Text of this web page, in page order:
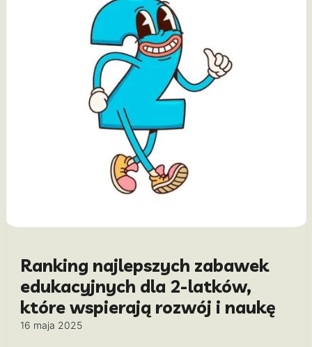
Ranking najlepszych zabawek
edukacyjnych dla 2-latków,
które wspierają rozwój i naukę
16 maja 2025